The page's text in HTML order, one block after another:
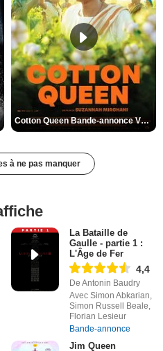
Cotton Queen Bande-annonce VO STFR
à ne pas manquer
La Bataille de
Gaulle - partie 1 :
L'Âge de Fer
4,4
De Antonin Baudry
Avec Simon Abkarian,
Simon Russell Beale,
Florian Lesieur
Bande-annonce
Jim Queen